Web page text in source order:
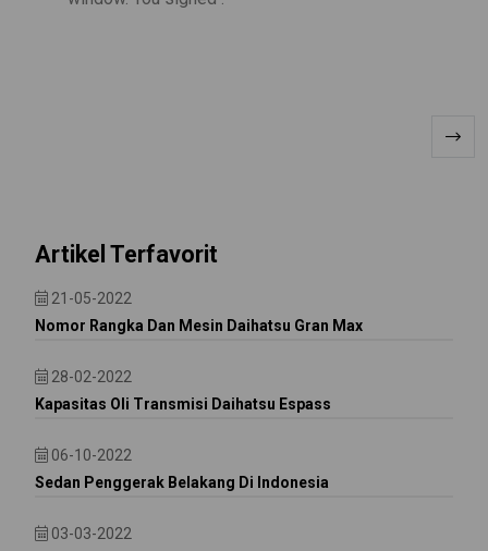
Artikel Terfavorit
21-05-2022
Nomor Rangka Dan Mesin Daihatsu Gran Max
28-02-2022
Kapasitas Oli Transmisi Daihatsu Espass
06-10-2022
Sedan Penggerak Belakang Di Indonesia
03-03-2022